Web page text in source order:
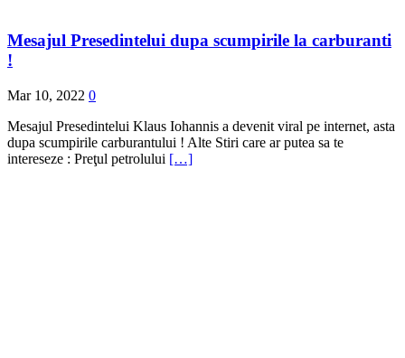
Mesajul Presedintelui dupa scumpirile la carburanti
!
Mar 10, 2022 0
Mesajul Presedintelui Klaus Iohannis a devenit viral pe internet, asta
dupa scumpirile carburantului ! Alte Stiri care ar putea sa te
intereseze : Preţul petrolului […]